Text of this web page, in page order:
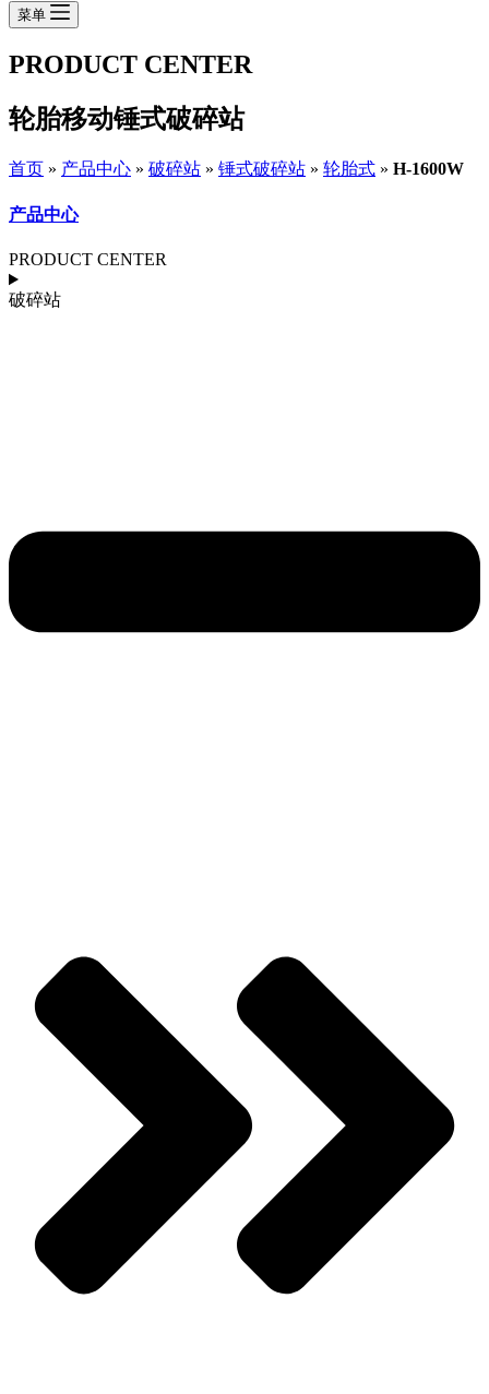
菜单
PRODUCT CENTER
轮胎移动锤式破碎站
首页 » 产品中心 » 破碎站 » 锤式破碎站 » 轮胎式 » H-1600W
产品中心
PRODUCT CENTER
破碎站